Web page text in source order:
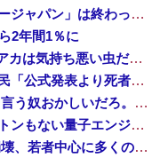
韓国人の対日好感度が過去最高に、「ノージャパン」は終わった？＝ネット「中国より100倍いい」
2年間1％に
【予算100万】 市長「特定外来生物クビアカは気持ち悪い虫だしそんな需要ないと思う」1匹300円相当の報奨金→初日に42万取られ焦り
中国「大洪水！」中国ダム「決壊」地元民「公式発表より死者多い！」中国政府「住民拘束！（安否不明」中国当局「救助隊動画も削除」台風13号「三峡ダム接近中」→
【正論】 有吉「『俺テレビ見ない』って言う奴おかしいだろ。団子屋で『団子食べない』って言うか？」
世界初の超伝導量子熱機関…燃料もピストンもない量子エンジンが回った！
【株式投資】 韓国で「真夏の世の夢」崩壊、若者中心に多くの人が「人生オワタ」―中国メディア